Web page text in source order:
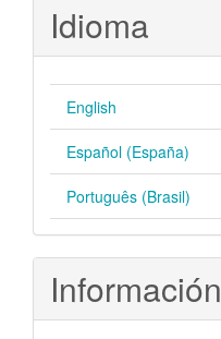
Idioma
English
Español (España)
Português (Brasil)
Información